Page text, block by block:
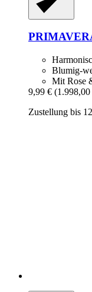
Blumig-
Mit Rose
9,99 €
Zustellung bis